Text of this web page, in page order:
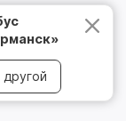
8 800 500 05 15